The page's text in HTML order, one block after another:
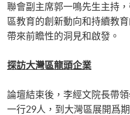
聯會副主席郭一鳴先生主持
區教育的創新動向和持續教
帶來前瞻性的洞見和啟發。
探訪大灣區龍頭企業
論壇結束後，李經文院長帶
一行29人，到大灣區展開爲